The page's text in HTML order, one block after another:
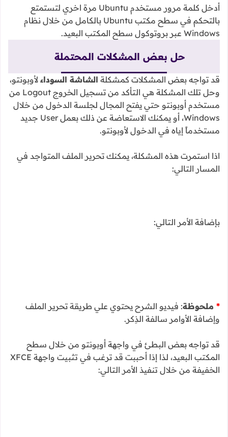
أدخل كلمة مرور مستخدم Ubuntu مرة اخري لتستمتع
بالتحكم في سطح مكتب Ubuntu بالكامل من خلال نظام
Windows عبر بروتوكول سطح المكتب البعيد.
حل بعض المشكلات المحتملة
قد تواجه بعض المشكلات كمشكلة الشاشة السوداء لأوبونتو،
وحل تلك المشكلة هي التأكد من تسجيل الخروج Logout من
مستخدم أوبونتو حتي يفتح المجال لجلسة الدخول من خلال
Windows، أو يمكنك الاستعاضة عن ذلك بعمل User جديد
مستخدماً إياه في الدخول لأوبونتو.
اذا استمرت هذه المشكلة، يمكنك تحرير الملف المتواجد في
المسار التالي:
بإضافة الأمر التالي:
* ملحوظة: فيديو الشرح يحتوي علي طريقة تحرير الملف
وإضافة الأوامر سالفة الذِكر.
قد تواجه بعض البطئ في واجهة أوبونتو من خلال سطح
المكتب البعيد، لذا إذا أحببت قد ترغب في تثبيت واجهة XFCE
الخفيفة من خلال تنفيذ الأمر التالي: